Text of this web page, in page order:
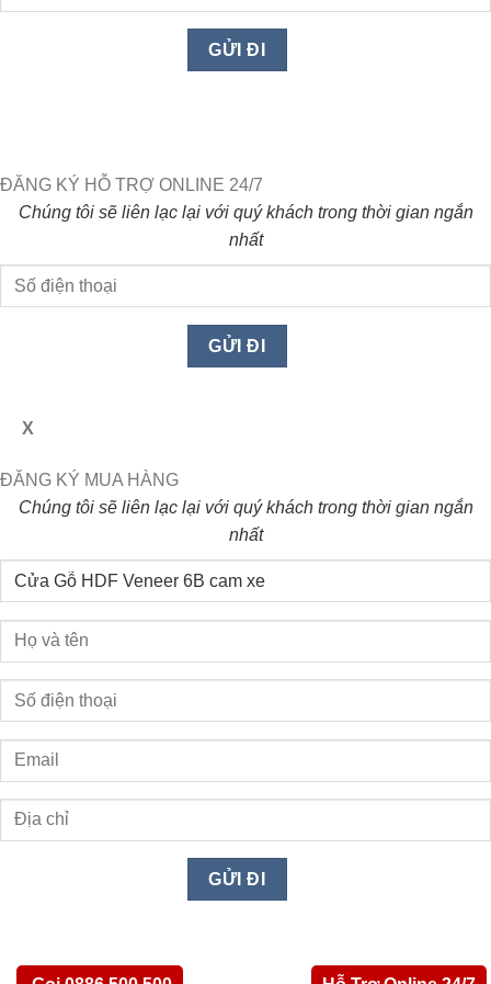
ĐĂNG KÝ HỖ TRỢ ONLINE 24/7
Chúng tôi sẽ liên lạc lại với quý khách trong thời gian ngắn
nhất
X
ĐĂNG KÝ MUA HÀNG
Chúng tôi sẽ liên lạc lại với quý khách trong thời gian ngắn
nhất